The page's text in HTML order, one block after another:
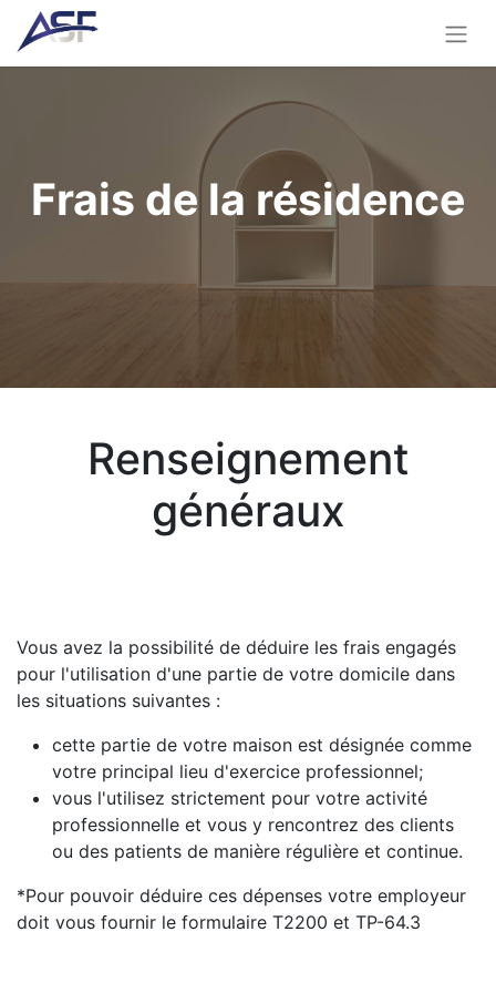
Frais de la résidence
Renseignement
généraux
Vous avez la possibilité de déduire les frais engagés
pour l'utilisation d'une partie de votre domicile dans
les situations suivantes :
cette partie de votre maison est désignée comme
votre principal lieu d'exercice professionnel;
vous l'utilisez strictement pour votre activité
professionnelle et vous y rencontrez des clients
ou des patients de manière régulière et continue.
*Pour pouvoir déduire ces dépenses votre employeur
doit vous fournir le formulaire T2200 et TP-64.3